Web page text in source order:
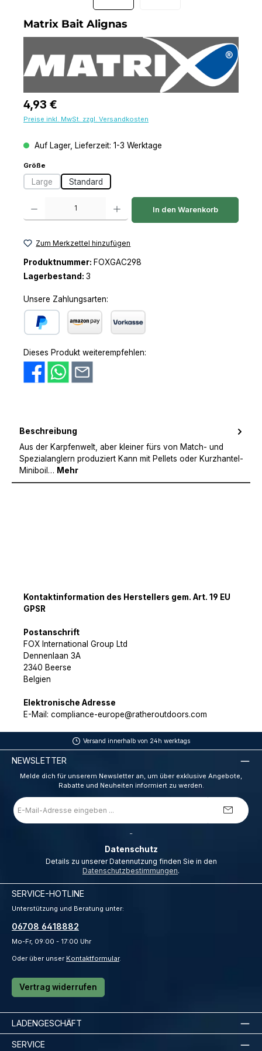
Matrix Bait Alignas
Regulärer Preis:
4,93 €
Preise inkl. MwSt. zzgl. Versandkosten
Auf Lager, Lieferzeit: 1-3 Werktage
Größe
Large(Diese Option ist zurzeit nicht verfügbar.)
Standard
Produkt Anzahl: Gib den gewünschten Wert ein oder benutze die
In den Warenkorb
Zum Merkzettel hinzufügen
Produktnummer: FOXGAC298
Lagerbestand: 3
Unsere Zahlungsarten:
Dieses Produkt weiterempfehlen:
Beschreibung
Aus der Karpfenwelt, aber kleiner fürs von Match- und
Spezialanglern produziert Kann mit Pellets oder Kurzhantel-
Miniboil… Mehr
Kontaktinformation des Herstellers gem. Art. 19 EU
GPSR
Postanschrift
FOX International Group Ltd
Dennenlaan 3A
2340 Beerse
Belgien
Elektronische Adresse
E-Mail: compliance-europe@ratheroutdoors.com
Versand innerhalb von 24h werktags
NEWSLETTER
Melde dich für unserem Newsletter an, um über exklusive Angebote,
Rabatte und Neuheiten informiert zu werden.
E-
Mail-
Adresse
Datenschutz
Datenschutzbestimmungen.
SERVICE-HOTLINE
Unterstützung und Beratung unter:
06708 6418882
Mo-Fr, 09:00 - 17:00 Uhr
Oder über unser Kontaktformular.
Vertrag widerrufen
LADENGESCHÄFT
SERVICE